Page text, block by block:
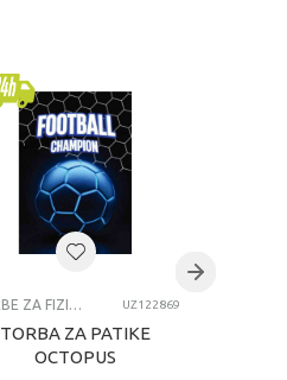
TORBE ZA FIZIČKO UZ122869
TORBA ZA PATIKE
OCTOPUS